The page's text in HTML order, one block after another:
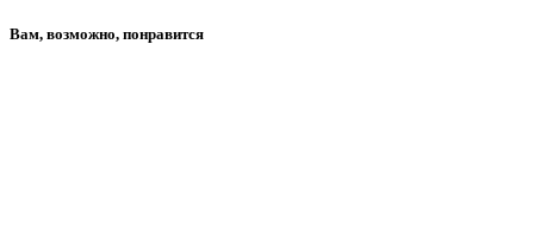
Вам, возможно, понравится